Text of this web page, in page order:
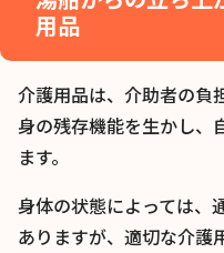
用品
介護用品は、介助者の負
身の残存機能を生かし、
ます。
身体の状態によっては、
ありますが、適切な介護